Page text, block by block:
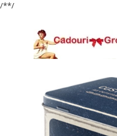
/**/